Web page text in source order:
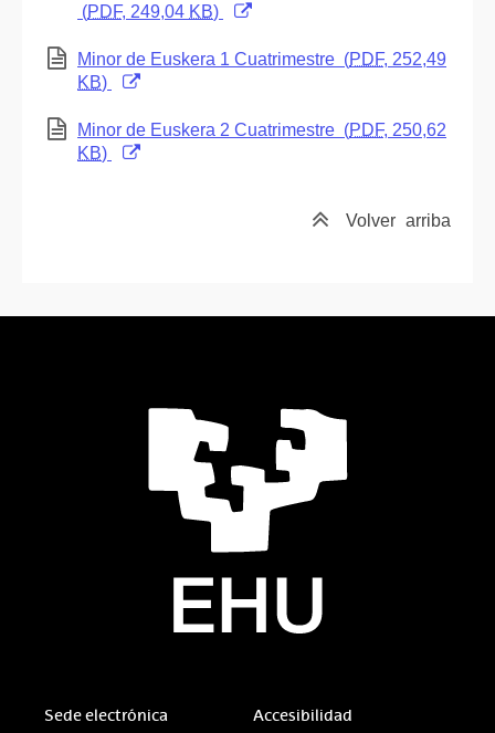
(PDF, 249,04 KB)
(Abre una nueva ventana)
Minor de Euskera 1 Cuatrimestre (PDF, 252,49
KB)
(Abre una nueva ventana)
Minor de Euskera 2 Cuatrimestre (PDF, 250,62
KB)
Volver arriba
Sede electrónica Accesibilidad